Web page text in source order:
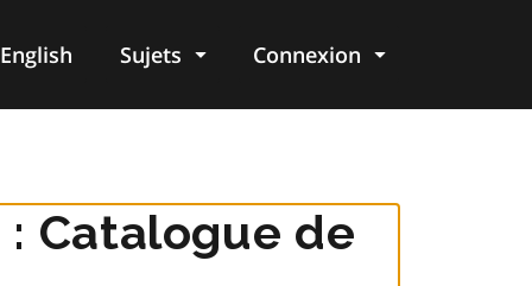
English Sujets Connexion
Catalogue de